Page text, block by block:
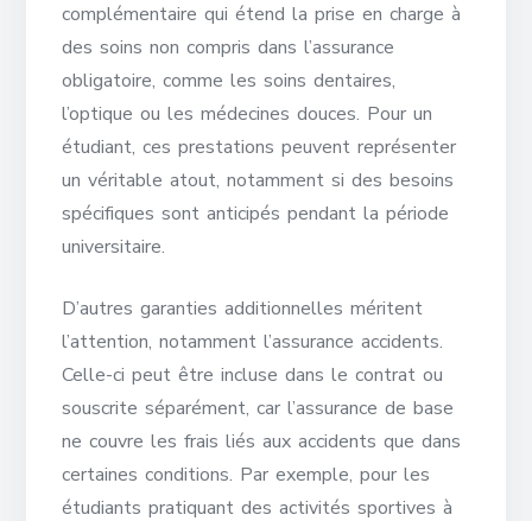
complémentaire qui étend la prise en charge à
des soins non compris dans l’assurance
obligatoire, comme les soins dentaires,
l’optique ou les médecines douces. Pour un
étudiant, ces prestations peuvent représenter
un véritable atout, notamment si des besoins
spécifiques sont anticipés pendant la période
universitaire.
D’autres garanties additionnelles méritent
l’attention, notamment l’assurance accidents.
Celle-ci peut être incluse dans le contrat ou
souscrite séparément, car l’assurance de base
ne couvre les frais liés aux accidents que dans
certaines conditions. Par exemple, pour les
étudiants pratiquant des activités sportives à